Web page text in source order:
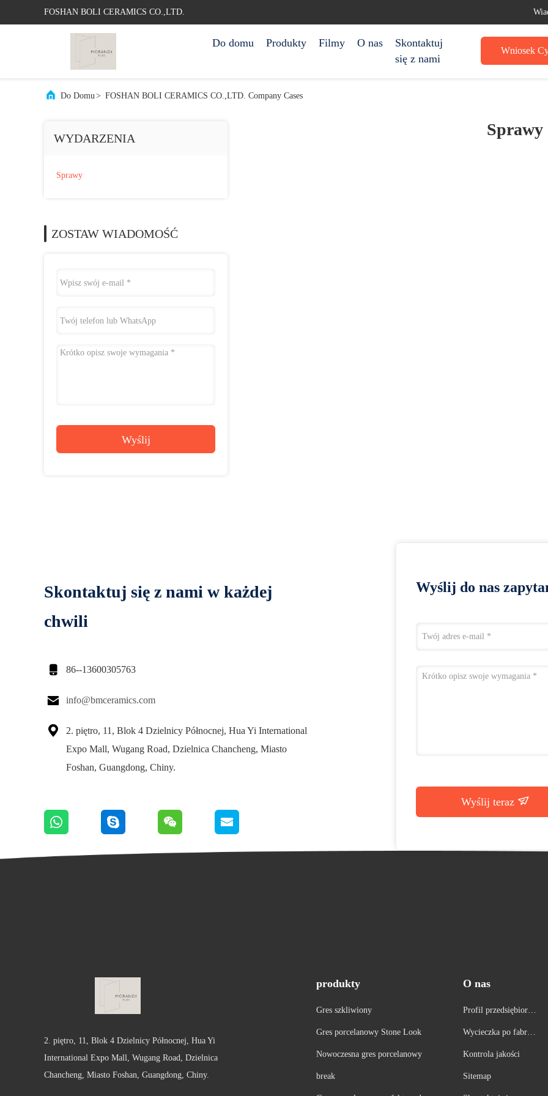
FOSHAN BOLI CERAMICS CO.,LTD.
Do domu Produkty Filmy O nas
Skontaktuj
się z nami
Wniosek
Do Domu> FOSHAN BOLI CERAMICS CO.,LTD. Company Cases
WYDARZENIA
Sprawy
ZOSTAW WIADOMOŚĆ
Wyślij
Sprawy
Skontaktuj się z nami w każdej
chwili
 86--13600305763
 info@bmceramics.com

2. piętro, 11, Blok 4 Dzielnicy Północnej, Hua Yi International
Expo Mall, Wugang Road, Dzielnica Chancheng, Miasto
Foshan, Guangdong, Chiny.
Wyślij do nas
Wyślij teraz
2. piętro, 11, Blok 4 Dzielnicy Północnej, Hua Yi
International Expo Mall, Wugang Road, Dzielnica
Chancheng, Miasto Foshan, Guangdong, Chiny.
produkty
Gres szkliwiony
Gres porcelanowy Stone Look
Nowoczesna gres porcelanowy
break
O nas
Profil przedsiębiorst
Wycieczka po fabryc
Kontrola jakości
Sitemap